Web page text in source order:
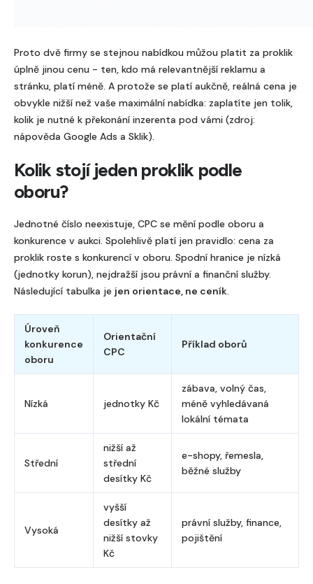
Proto dvě firmy se stejnou nabídkou můžou platit za proklik
úplně jinou cenu - ten, kdo má relevantnější reklamu a
stránku, platí méně. A protože se platí aukčně, reálná cena je
obvykle nižší než vaše maximální nabídka: zaplatíte jen tolik,
kolik je nutné k překonání inzerenta pod vámi (zdroj:
nápověda Google Ads a Sklik).
Kolik stojí jeden proklik podle
oboru?
Jednotné číslo neexistuje, CPC se mění podle oboru a
konkurence v aukci. Spolehlivě platí jen pravidlo: cena za
proklik roste s konkurencí v oboru. Spodní hranice je nízká
(jednotky korun), nejdražší jsou právní a finanční služby.
Následující tabulka je jen orientace, ne ceník.
Úroveň
konkurence
oboru
Orientační
CPC
Příklad oborů
Nízká jednotky Kč
zábava, volný čas,
méně vyhledávaná
lokální témata
Střední
nižší až
střední
desítky Kč
e-shopy, řemesla,
běžné služby
Vysoká
vyšší
desítky až
nižší stovky
Kč
právní služby, finance,
pojištění